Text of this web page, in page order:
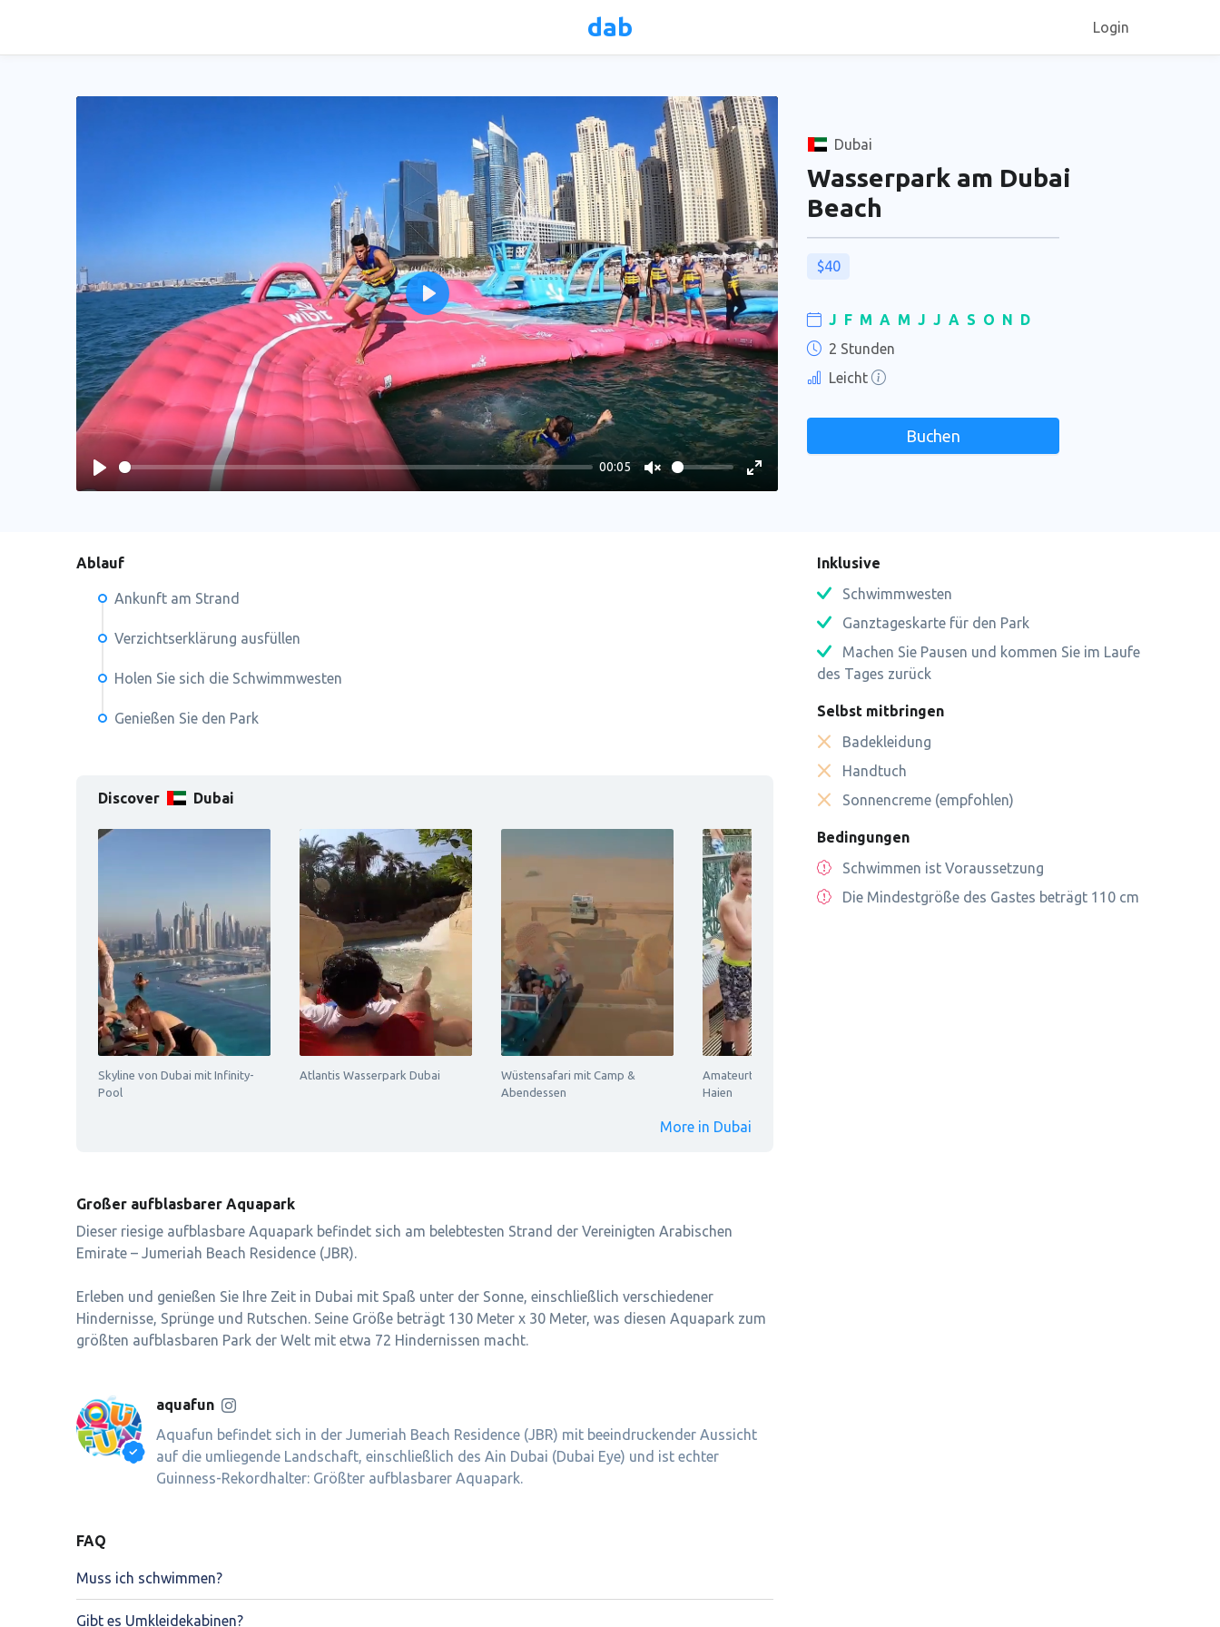
dab Login
Play
00:05
Unmute
Enter
Play
Dubai
Wasserpark am Dubai
Beach
$40
J F M A M J J A S O N D
2 Stunden
Leicht
Buchen
Ablauf
Ankunft am Strand
Verzichtserklärung ausfüllen
Holen Sie sich die Schwimmwesten
Genießen Sie den Park
Discover Dubai
Skyline von Dubai mit Infinity-
Pool
Atlantis Wasserpark Dubai
Wüstensafari mit Camp &
Abendessen
Amateurtauchen mit kleinen
Haien
More in Dubai
Großer aufblasbarer Aquapark
Dieser riesige aufblasbare Aquapark befindet sich am belebtesten Strand der Vereinigten Arabischen
Emirate – Jumeriah Beach Residence (JBR).
Erleben und genießen Sie Ihre Zeit in Dubai mit Spaß unter der Sonne, einschließlich verschiedener
Hindernisse, Sprünge und Rutschen. Seine Größe beträgt 130 Meter x 30 Meter, was diesen Aquapark zum
größten aufblasbaren Park der Welt mit etwa 72 Hindernissen macht.
aquafun
Aquafun befindet sich in der Jumeriah Beach Residence (JBR) mit beeindruckender Aussicht
auf die umliegende Landschaft, einschließlich des Ain Dubai (Dubai Eye) und ist echter
Guinness-Rekordhalter: Größter aufblasbarer Aquapark.
FAQ
Muss ich schwimmen?
Gibt es Umkleidekabinen?
Inklusive
Schwimmwesten
Ganztageskarte für den Park
Machen Sie Pausen und kommen Sie im Laufe
des Tages zurück
Selbst mitbringen
Badekleidung
Handtuch
Sonnencreme (empfohlen)
Bedingungen
Schwimmen ist Voraussetzung
Die Mindestgröße des Gastes beträgt 110 cm